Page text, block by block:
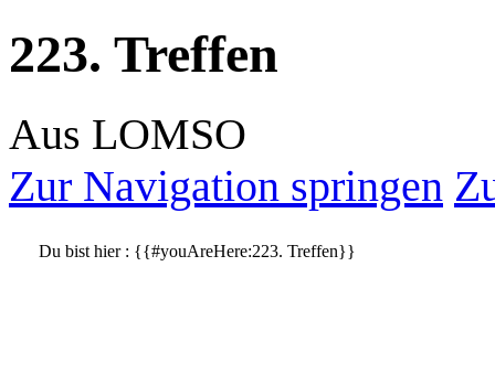
223. Treffen
Aus LOMSO
Zur Navigation springen
Du bist hier : {{#youAreHere:223. Treffen}}